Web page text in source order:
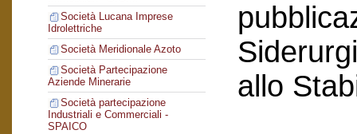
Società Lucana Imprese
Idrolettriche
Società Meridionale Azoto
Società Partecipazione
Aziende Minerarie
Società partecipazione
Industriali e Commerciali -
SPAICO
allo